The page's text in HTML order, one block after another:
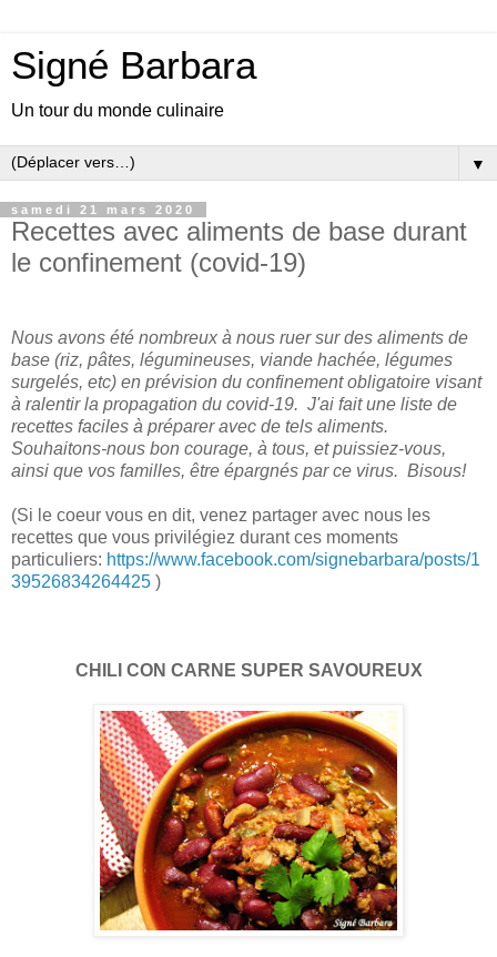
Signé Barbara
Un tour du monde culinaire
▼
samedi 21 mars 2020
Recettes avec aliments de base durant
le confinement (covid-19)
Nous avons été nombreux à nous ruer sur des aliments de
base (riz, pâtes, légumineuses, viande hachée, légumes
surgelés, etc) en prévision du confinement obligatoire visant
à ralentir la propagation du covid-19. J'ai fait une liste de
recettes faciles à préparer avec de tels aliments.
Souhaitons-nous bon courage, à tous, et puissiez-vous,
ainsi que vos familles, être épargnés par ce virus. Bisous!
(Si le coeur vous en dit, venez partager avec nous les
recettes que vous privilégiez durant ces moments
particuliers: https://www.facebook.com/signebarbara/posts/1
39526834264425 )
CHILI CON CARNE SUPER SAVOUREUX